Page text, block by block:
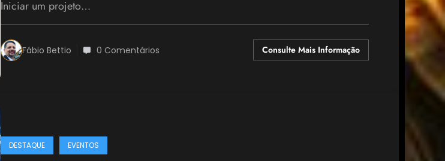
Iniciar um projeto…
Fábio Bettio 0 Comentários Consulte Mais Informação
DESTAQUE EVENTOS